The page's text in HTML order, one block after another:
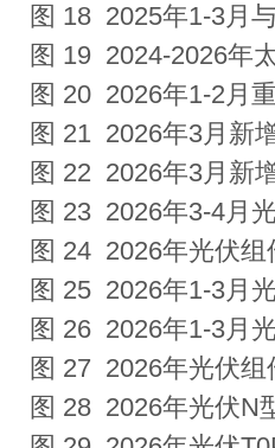
图 18 2025年1-3月
图 19 2024-2026年
图 20 2026年1-2月
图 21 2026年3月新
图 22 2026年3月新
图 23 2026年3-4月
图 24 2026年光伏
图 25 2026年1-3月
图 26 2026年1-3月
图 27 2026年光伏
图 28 2026年光伏N